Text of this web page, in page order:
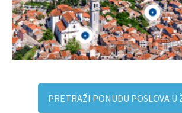
PRETRAŽI PONUDU POSLOVA U